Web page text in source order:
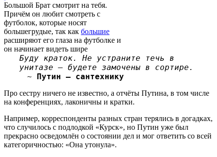
Большой Брат смотрит на тебя.
Причём он любит смотреть с
футболок, которые носят
большегрудые, так как большие
расширяют его глаза на футболке и
он начинает видеть шире
Буду краток. Не устраните течь в
унитазе — будете замочены в сортире.
~ Путин — сантехнику
Про сестру ничего не известно, а отчёты Путина, в том числе
на конференциях, лаконичны и кратки.
Например, корреспонденты разных стран терялись в догадках,
что случилось с подлодкой «Курск», но Путин уже был
прекрасно осведомлён о состоянии дел и мог ответить со всей
категоричностью: «Она утонула».